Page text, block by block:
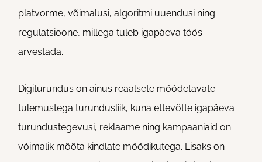
platvorme, võimalusi, algoritmi uuendusi ning
regulatsioone, millega tuleb igapäeva töös
arvestada.
Digiturundus on ainus reaalsete mõõdetavate
tulemustega turundusliik, kuna ettevõtte igapäeva
turundustegevusi, reklaame ning kampaaniaid on
võimalik mõõta kindlate mõõdikutega. Lisaks on